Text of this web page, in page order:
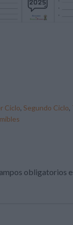
Ciclo, Segundo Ciclo,
obligatorios